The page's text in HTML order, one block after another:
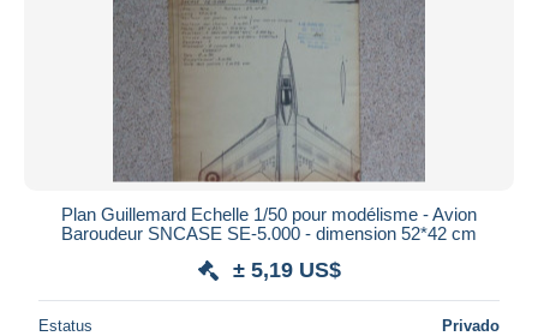
Plan Guillemard Echelle 1/50 pour modélisme - Avion
Baroudeur SNCASE SE-5.000 - dimension 52*42 cm
± 5,19 US$
Estatus Privado